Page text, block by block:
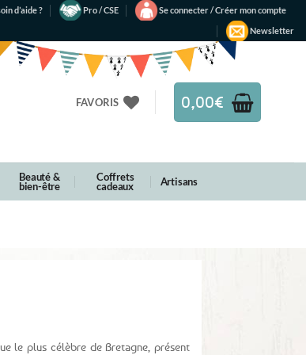
d’aide ? Pro / CSE
Se connecter / Créer mon compte
Newsletter
FAVORIS 0,00€
Beauté &
bien-être
Coffrets
cadeaux Artisans
le plus célèbre de Bretagne, présent